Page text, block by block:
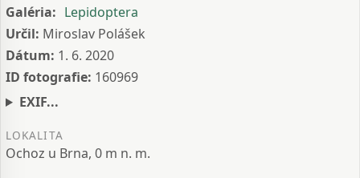
Galéria: Lepidoptera
Určil: Miroslav Polášek
Dátum: 1. 6. 2020
ID fotografie: 160969
EXIF...
LOKALITA
Ochoz u Brna, 0 m n. m.